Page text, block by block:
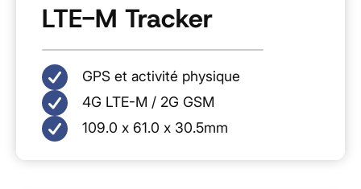
LTE-M Tracker
GPS et activité physique
4G LTE-M / 2G GSM
109.0 x 61.0 x 30.5mm